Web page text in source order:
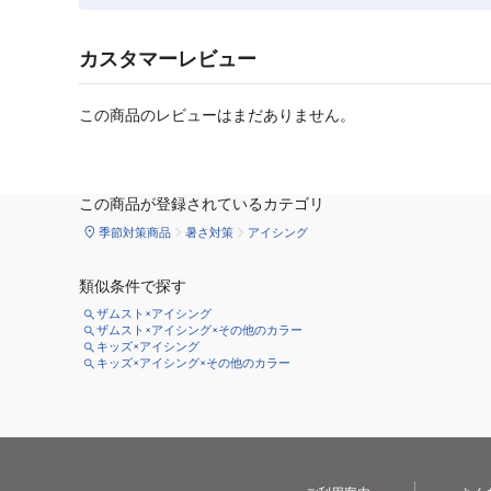
カスタマーレビュー
この商品のレビューはまだありません。
この商品が登録されているカテゴリ
季節対策商品 暑さ対策 アイシング
類似条件で探す
ザムスト×アイシング
ザムスト×アイシング×その他のカラー
キッズ×アイシング
キッズ×アイシング×その他のカラー